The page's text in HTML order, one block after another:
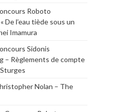
Roboto
De l’eau tiède sous un
Imamura
Sidonis
– Règlements de compte
Nolan – The